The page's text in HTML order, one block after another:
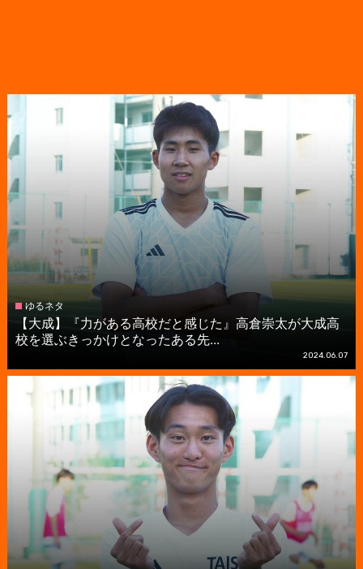
ゆるネタ
【大成】『力がある高校だと感じた』高倉崇太が大成高
校を選ぶきっかけとなったある先...
2024.06.07